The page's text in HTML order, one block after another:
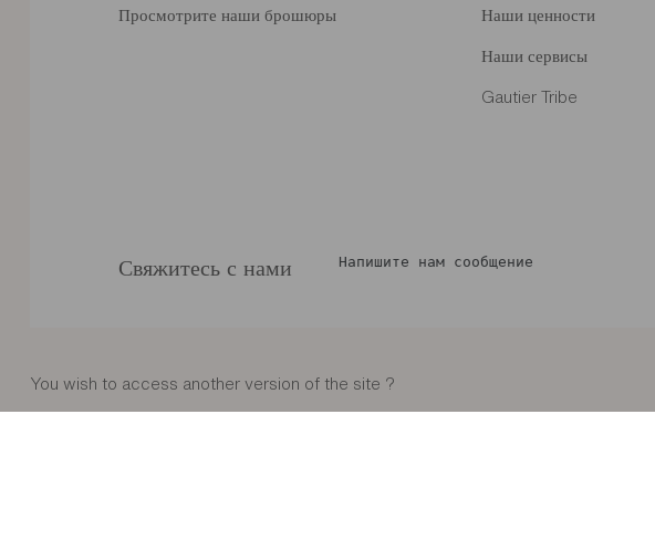
Просмотрите наши брошюры Наши ценности
Наши сервисы
Gautier Tribe
Свяжитесь с нами Напишите нам сообщение
You wish to access another version of the site ?